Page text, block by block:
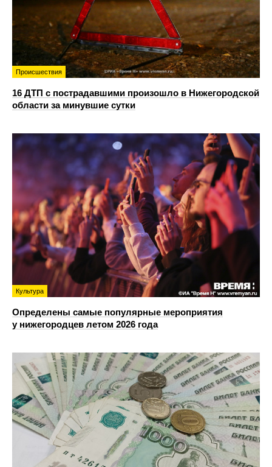
Происшествия
16 ДТП с пострадавшими произошло в Нижегородской
области за минувшие сутки
Культура
Определены самые популярные мероприятия
у нижегородцев летом 2026 года